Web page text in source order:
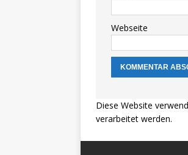
Webseite
Diese Website
verarbeitet werden.